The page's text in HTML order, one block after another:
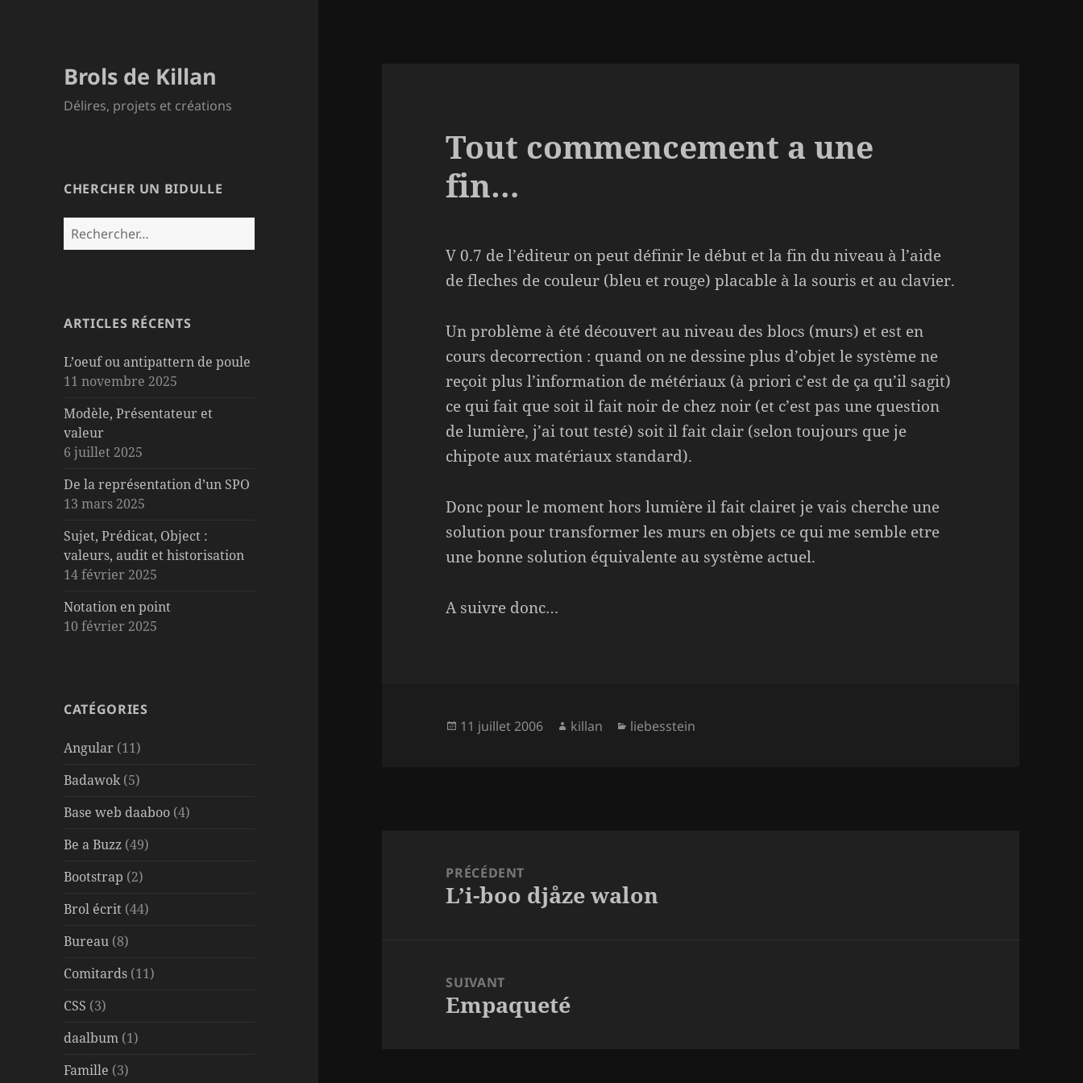
Brols de Killan
Délires, projets et créations
CHERCHER UN BIDULLE
Rechercher :
ARTICLES RÉCENTS
L’oeuf ou antipattern de poule
11 novembre 2025
Modèle, Présentateur et
valeur
6 juillet 2025
De la représentation d’un SPO
13 mars 2025
Sujet, Prédicat, Object :
valeurs, audit et historisation
14 février 2025
Notation en point
10 février 2025
CATÉGORIES
Angular (11)
Badawok(5)
Base web daaboo (4)
Be a Buzz (49)
Bootstrap (2)
Brol écrit (44)
Bureau (8)
Comitards (11)
CSS (3)
daalbum (1)
Famille (3)
Tout commencement a une
fin…
V 0.7 de l’éditeur on peut définir le début et la fin du niveau à l’aide
de fleches de couleur (bleu et rouge) placable à la souris et au clavier.
Un problème à été découvert au niveau des blocs (murs) et est en
cours decorrection : quand on ne dessine plus d’objet le système ne
reçoit plus l’information de métériaux (à priori c’est de ça qu’il sagit)
ce qui fait que soit il fait noir de chez noir (et c’est pas une question
de lumière, j’ai tout testé) soit il fait clair (selon toujours que je
chipote aux matériaux standard).
Donc pour le moment hors lumière il fait clairet je vais cherche une
solution pour transformer les murs en objets ce qui me semble etre
une bonne solution équivalente au système actuel.
A suivre donc…
Publié
11 juillet 2006 Auteur
killan Catégories
liebesstein
PRÉCÉDENT
Article
L’i-boo djåze walon
SUIVANT
Article
Empaqueté